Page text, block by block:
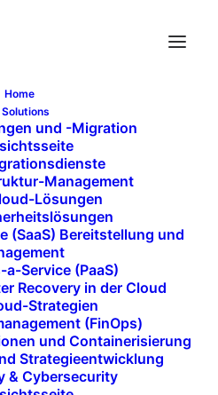
Home
Solutions
und -Migration
Management
Lösungen
(SaaS) Bereitstellung und
Service (PaaS)
Recovery in der Cloud
Strategien
(FinOps)
und Containerisierung
Strategieentwicklung
& Cybersecurity
UND
–
DURCH
UND
Welt müssen
zügig und effizient auf den
zu bleiben.